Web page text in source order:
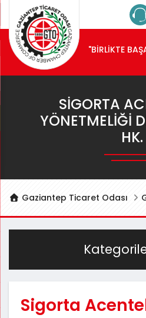
"BİRLİKTE
SIGORTA
YÖNETMELIĞI
HK.
Gaziantep Ticaret Odası
Sigorta